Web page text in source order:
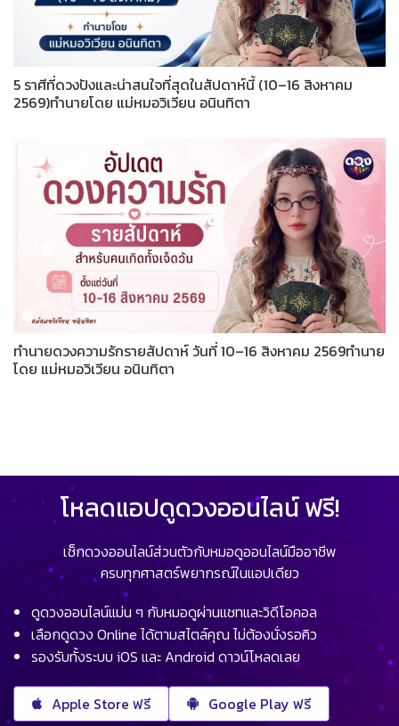
5 ราศีที่ดวงปังและน่าสนใจที่สุดในสัปดาห์นี้ (10–16 สิงหาคม
2569)ทำนายโดย แม่หมอวิเวียน อนินทิตา
ทำนายดวงความรักรายสัปดาห์ วันที่ 10–16 สิงหาคม 2569ทำนาย
โดย แม่หมอวิเวียน อนินทิตา
โหลดแอปดูดวงออนไลน์ ฟรี!
เช็กดวงออนไลน์ส่วนตัวกับหมอดูออนไลน์มืออาชีพ
ครบทุกศาสตร์พยากรณ์ในแอปเดียว
ดูดวงออนไลน์แม่น ๆ กับหมอดูผ่านแชทและวิดีโอคอล
เลือกดูดวง Online ได้ตามสไตล์คุณ ไม่ต้องนั่งรอคิว
รองรับทั้งระบบ iOS และ Android ดาวน์โหลดเลย
Apple Store ฟรี Google Play ฟรี